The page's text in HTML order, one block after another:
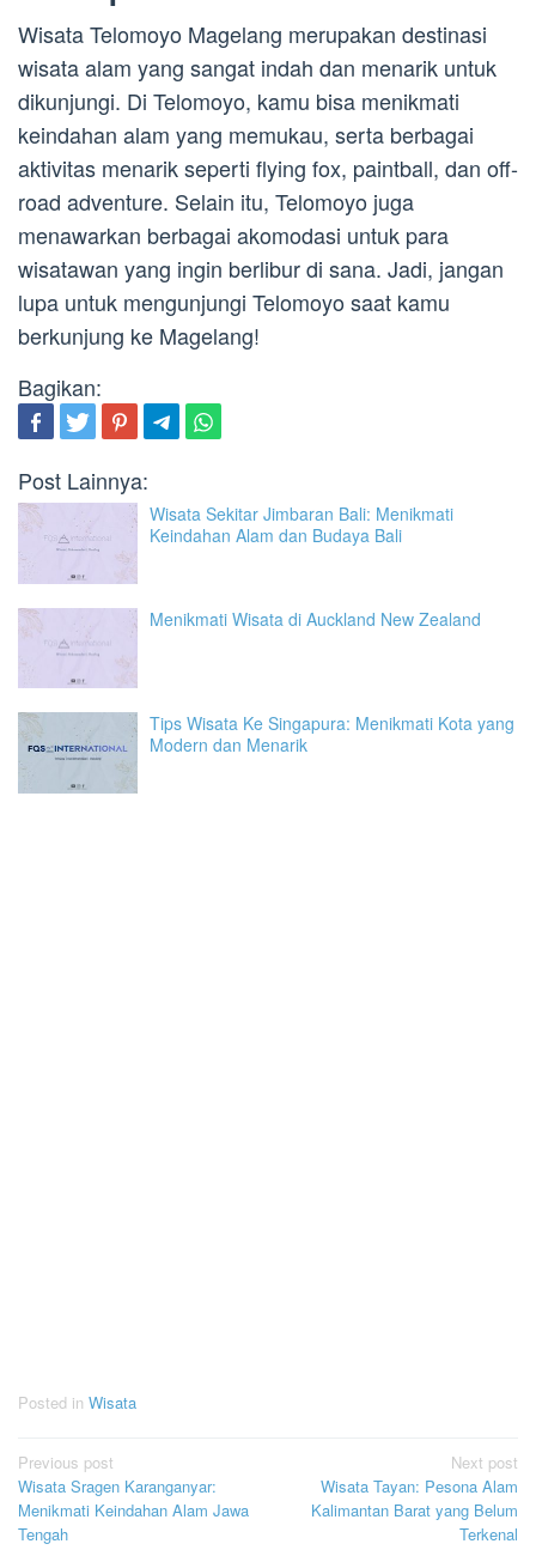
Wisata Telomoyo Magelang merupakan destinasi
wisata alam yang sangat indah dan menarik untuk
dikunjungi. Di Telomoyo, kamu bisa menikmati
keindahan alam yang memukau, serta berbagai
aktivitas menarik seperti flying fox, paintball, dan off-
road adventure. Selain itu, Telomoyo juga
menawarkan berbagai akomodasi untuk para
wisatawan yang ingin berlibur di sana. Jadi, jangan
lupa untuk mengunjungi Telomoyo saat kamu
berkunjung ke Magelang!
Bagikan:
Post Lainnya:
Wisata Sekitar Jimbaran Bali: Menikmati
Keindahan Alam dan Budaya Bali
Menikmati Wisata di Auckland New Zealand
Tips Wisata Ke Singapura: Menikmati Kota yang
Modern dan Menarik
Posted in Wisata
Post
navigation
Previous post
Wisata Sragen Karanganyar:
Menikmati Keindahan Alam Jawa
Tengah
Next post
Wisata Tayan: Pesona Alam
Kalimantan Barat yang Belum
Terkenal